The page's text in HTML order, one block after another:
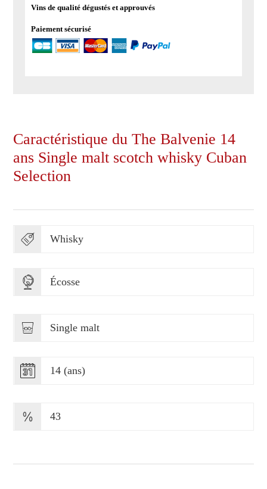
malt
whisky
Cuban
Vins de qualité dégustés et approuvés
Paiement sécurisé
Caractéristique du The Balvenie 14
ans Single malt scotch whisky Cuban
Selection
Whisky
Écosse
Single malt
14 (ans)
43